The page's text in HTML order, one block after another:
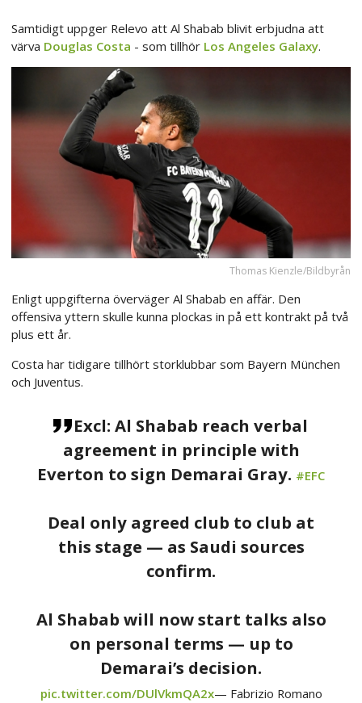
Samtidigt uppger Relevo att Al Shabab blivit erbjudna att
värva Douglas Costa - som tillhör Los Angeles Galaxy.
Thomas Kienzle/Bildbyrån
Enligt uppgifterna överväger Al Shabab en affär. Den
offensiva yttern skulle kunna plockas in på ett kontrakt på två
plus ett år.
Costa har tidigare tillhört storklubbar som Bayern München
och Juventus.
Excl: Al Shabab reach verbal
agreement in principle with
Everton to sign Demarai Gray. #EFC
Deal only agreed club to club at
this stage — as Saudi sources
confirm.
Al Shabab will now start talks also
on personal terms — up to
Demarai’s decision.
pic.twitter.com/DUlVkmQA2x— Fabrizio Romano